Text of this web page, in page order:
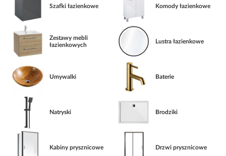
Szafki łazienkowe Komody łazienkowe
Zestawy mebli
łazienkowych
Lustra łazienkowe
Umywalki Baterie
Natryski Brodziki
Kabiny prysznicowe Drzwi prysznicowe